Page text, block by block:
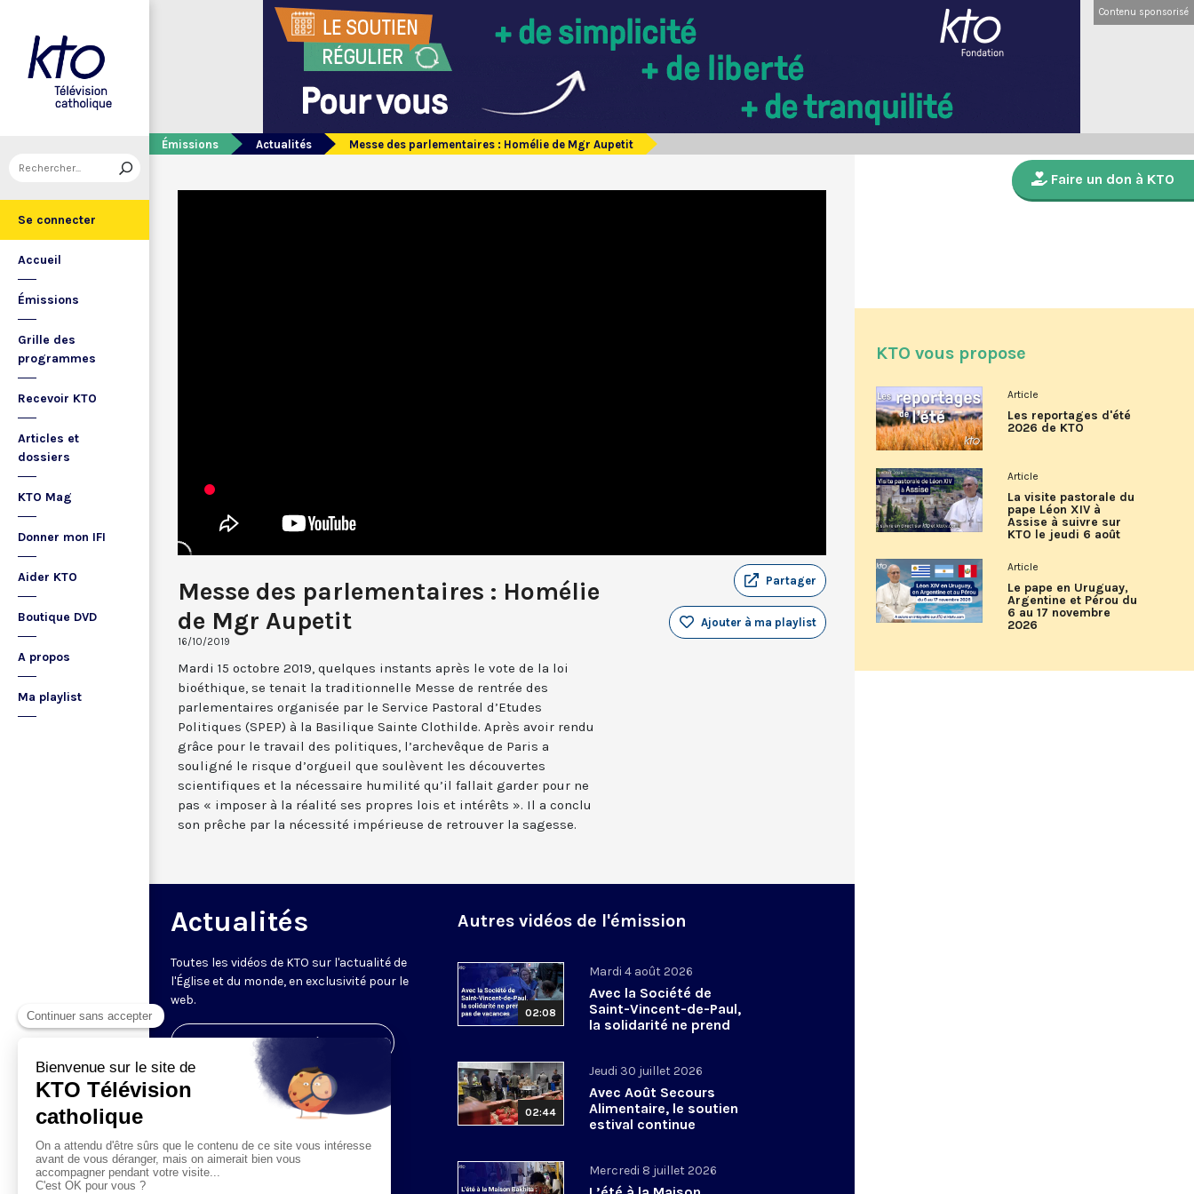
Se connecter
Accueil
Émissions
Grille des
programmes
Recevoir KTO
Articles et
dossiers
KTO Mag
Donner mon IFI
Aider KTO
Boutique DVD
A propos
Ma playlist
Contenu sponsorisé
Émissions Actualités Messe des parlementaires : Homélie de Mgr Aupetit
Messe des parlementaires : Homélie
de Mgr Aupetit
16/10/2019
Partager
Ajouter à ma playlist
Mardi 15 octobre 2019, quelques instants après le vote de la loi
bioéthique, se tenait la traditionnelle Messe de rentrée des
parlementaires organisée par le Service Pastoral d’Etudes
Politiques (SPEP) à la Basilique Sainte Clothilde. Après avoir rendu
grâce pour le travail des politiques, l’archevêque de Paris a
souligné le risque d’orgueil que soulèvent les découvertes
scientifiques et la nécessaire humilité qu’il fallait garder pour ne
pas « imposer à la réalité ses propres lois et intérêts ». Il a conclu
son prêche par la nécessité impérieuse de retrouver la sagesse.
Actualités
Toutes les vidéos de KTO sur l'actualité de
l'Église et du monde, en exclusivité pour le
web.
Visiter la page de l'émission
Autres vidéos de l'émission
02:08
Mardi 4 août 2026
Avec la Société de
Saint-Vincent-de-Paul,
la solidarité ne prend
02:44
Jeudi 30 juillet 2026
Avec Août Secours
Alimentaire, le soutien
estival continue
Mercredi 8 juillet 2026
Faire un don à KTO
KTO vous propose
Article
Les reportages d'été
2026 de KTO
Article
La visite pastorale du
pape Léon XIV à
Assise à suivre sur
KTO le jeudi 6 août
Article
Le pape en Uruguay,
Argentine et Pérou du
6 au 17 novembre
2026